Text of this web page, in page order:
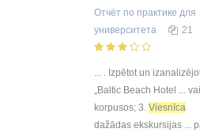
Отчёт по практике для
университета
21
... . Izpētot un
„Baltic Beach Hotel ...
korpusos; 3. Viesnīca
dažādas ekskursijas ...